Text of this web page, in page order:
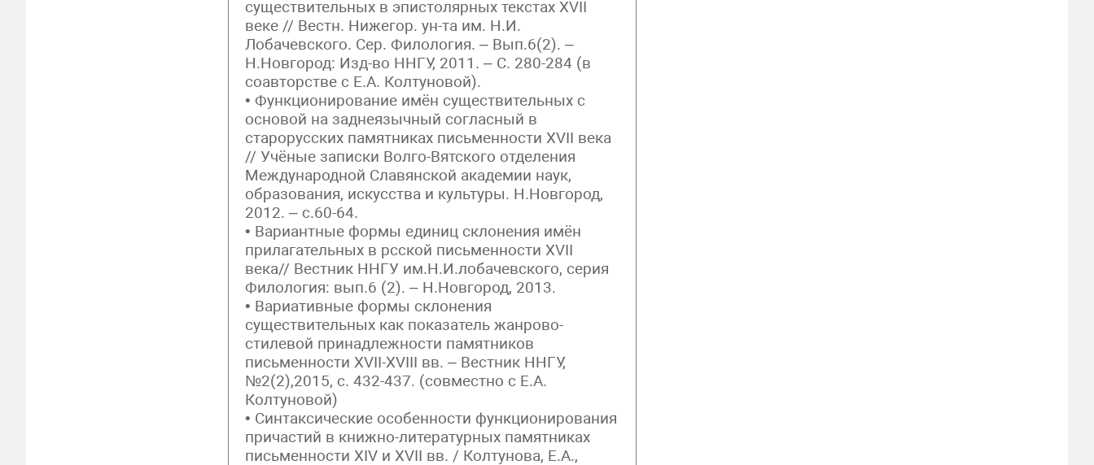
существительных в эпистолярных текстах XVII
веке // Вестн. Нижегор. ун-та им. Н.И.
Лобачевского. Сер. Филология. – Вып.6(2). –
Н.Новгород: Изд-во ННГУ, 2011. – С. 280-284 (в
соавторстве с Е.А. Колтуновой).
• Функционирование имён существительных с
основой на заднеязычный согласный в
старорусских памятниках письменности XVII века
// Учёные записки Волго-Вятского отделения
Международной Славянской академии наук,
образования, искусства и культуры. Н.Новгород,
2012. – с.60-64.
• Вариантные формы единиц склонения имён
прилагательных в рсской письменности XVII
века// Вестник ННГУ им.Н.И.лобачевского, серия
Филология: вып.6 (2). – Н.Новгород, 2013.
• Вариативные формы склонения
существительных как показатель жанрово-
стилевой принадлежности памятников
письменности XVII-XVIII вв. – Вестник ННГУ,
№2(2),2015, с. 432-437. (совместно с Е.А.
Колтуновой)
• Синтаксические особенности функционирования
причастий в книжно-литературных памятниках
письменности XIV и XVII вв. / Колтунова, Е.А.,